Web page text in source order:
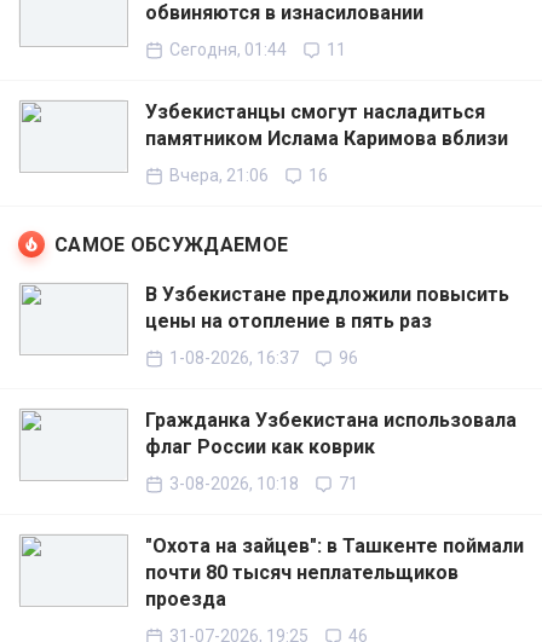
обвиняются в изнасиловании
Сегодня, 01:44 11
Узбекистанцы смогут насладиться
памятником Ислама Каримова вблизи
Вчера, 21:06 16
САМОЕ ОБСУЖДАЕМОЕ
В Узбекистане предложили повысить
цены на отопление в пять раз
1-08-2026, 16:37 96
Гражданка Узбекистана использовала
флаг России как коврик
3-08-2026, 10:18 71
"Охота на зайцев": в Ташкенте поймали
почти 80 тысяч неплательщиков
проезда
31-07-2026, 19:25 46